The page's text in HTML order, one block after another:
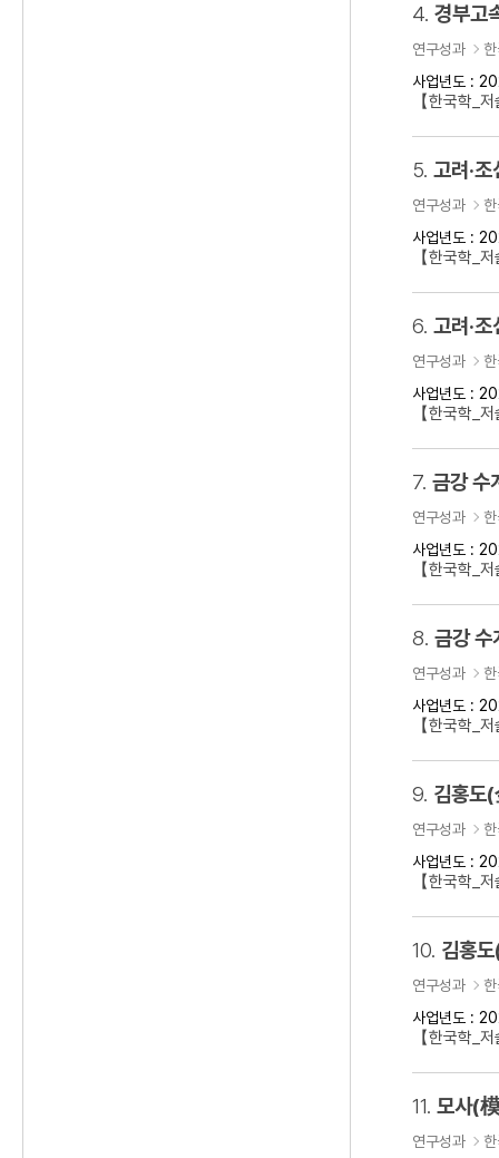
4. 경부고
연구성과
사업년도 :
【한국학_
5. 고려·
연구성과
사업년도 :
【한국학
6. 고려·
연구성과
사업년도 :
【한국학
7. 금강 수
연구성과
사업년도 :
【한국학_
8. 금강 수
연구성과
사업년도 :
【한국학
9. 김홍도
연구성과
사업년도 :
【한국학_
10. 김홍
연구성과
사업년도 :
【한국학_
11. 모사(
연구성과